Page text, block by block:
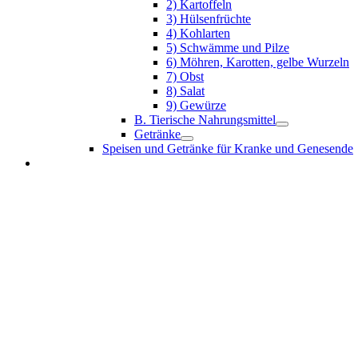
2) Kartoffeln
3) Hülsenfrüchte
4) Kohlarten
5) Schwämme und Pilze
6) Möhren, Karotten, gelbe Wurzeln
7) Obst
8) Salat
9) Gewürze
B. Tierische Nahrungsmittel
Getränke
Speisen und Getränke für Kranke und Genesende